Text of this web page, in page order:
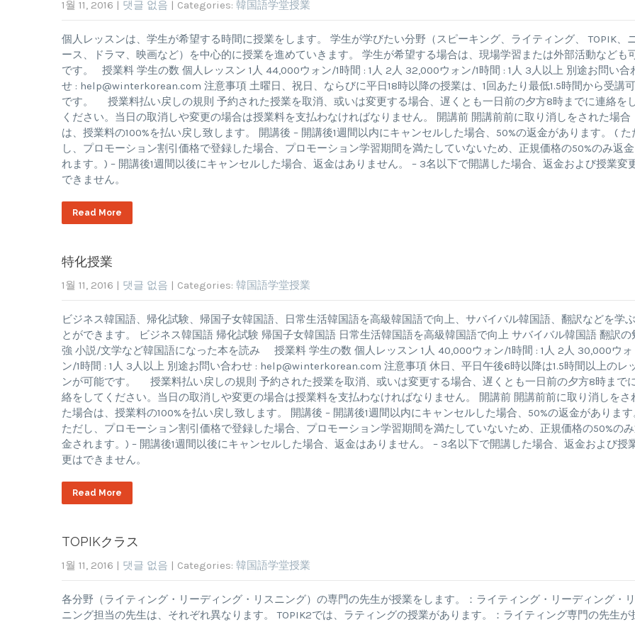
1월 11, 2016 | 댓글 없음 | Categories: 韓国語学堂授業
個人レッスンは、学生が希望する時間に授業をします。 学生が学びたい分野（スピーキング、ライティング、 TOPIK、
ース、ドラマ、映画など）を中心的に授業を進めていきます。 学生が希望する場合は、現場学習または外部活動なども
です。 授業料 学生の数 個人レッスン 1人 44,000ウォン/1時間 : 1人 2人 32,000ウォン/1時間 : 1人 3人以上 別途お問い合
せ : help@winterkorean.com 注意事項 土曜日、祝日、ならびに平日18時以降の授業は、1回あたり最低1.5時間から受講
です。 授業料払い戻しの規則 予約された授業を取消、或いは変更する場合、遅くとも一日前の夕方8時までに連絡を
ください。当日の取消しや変更の場合は授業料を支払わなければなりません。 開講前 開講前前に取り消しをされた場合
は、授業料の100%を払い戻し致します。 開講後 – 開講後1週間以内にキャンセルした場合、50%の返金があります。 ( た
し、プロモーション割引価格で登録した場合、プロモーション学習期間を満たしていないため、正規価格の50%のみ返金
れます。) – 開講後1週間以後にキャンセルした場合、返金はありません。 – 3名以下で開講した場合、返金および授業変
できません。
Read More
特化授業
1월 11, 2016 | 댓글 없음 | Categories: 韓国語学堂授業
ビジネス韓国語、帰化試験、帰国子女韓国語、日常生活韓国語を高級韓国語で向上、サバイバル韓国語、翻訳などを学
とができます。 ビジネス韓国語 帰化試験 帰国子女韓国語 日常生活韓国語を高級韓国語で向上 サバイバル韓国語 翻訳の
強 小説/文学など韓国語になった本を読み 授業料 学生の数 個人レッスン 1人 40,000ウォン/1時間 : 1人 2人 30,000ウォ
ン/1時間 : 1人 3人以上 別途お問い合わせ : help@winterkorean.com 注意事項 休日、平日午後6時以降は1.5時間以上のレ
ンが可能です。 授業料払い戻しの規則 予約された授業を取消、或いは変更する場合、遅くとも一日前の夕方8時まで
絡をしてください。当日の取消しや変更の場合は授業料を支払わなければなりません。 開講前 開講前前に取り消しをさ
た場合は、授業料の100%を払い戻し致します。 開講後 – 開講後1週間以内にキャンセルした場合、50%の返金がありま
ただし、プロモーション割引価格で登録した場合、プロモーション学習期間を満たしていないため、正規価格の50%の
金されます。) – 開講後1週間以後にキャンセルした場合、返金はありません。 – 3名以下で開講した場合、返金および授
更はできません。
Read More
TOPIKクラス
1월 11, 2016 | 댓글 없음 | Categories: 韓国語学堂授業
各分野（ライティング・リーディング・リスニング）の専門の先生が授業をします。：ライティング・リーディング・
ニング担当の先生は、それぞれ異なります。 TOPIK2では、ラティングの授業があります。：ライティング専門の先生が